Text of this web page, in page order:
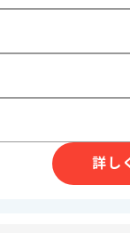
15日
詳し